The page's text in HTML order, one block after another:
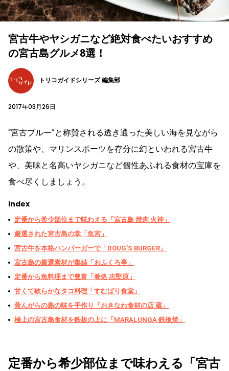
宮古牛やヤシガニなど絶対食べたいおすすめ
の宮古島グルメ8選！
トリコガイドシリーズ 編集部
2017年03月26日
“宮古ブルー”と称賛される透き通った美しい海を見ながら
の散策や、マリンスポーツを存分に幻といわれる宮古牛
や、美味と名高いヤシガニなど個性あふれる食材の宝庫を
食べ尽くしましょう。
Index
定番から希少部位まで味わえる「宮古島 焼肉 火神」
厳選された宮古島の幸「魚宮」
宮古牛を本格ハンバーガーで「DOUG’S BURGER」
宮古島の厳選素材が集結「おふくろ亭」
定番から魚料理まで豊富「肴処 志堅原」
甘くて軟らかなタコ料理「すむばり食堂」
昔んがらの島の味を手作り「おきなわ食材の店 蔵」
極上の宮古島食材を鉄板の上に「MARALUNGA 鉄板焼」
定番から希少部位まで味わえる「宮古